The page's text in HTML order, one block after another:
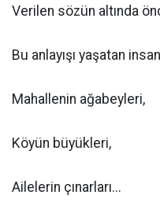
Verilen sözün altında
Bu anlayışı yaşatan
Mahallenin ağabeyleri,
Köyün büyükleri,
Ailelerin çınarları...